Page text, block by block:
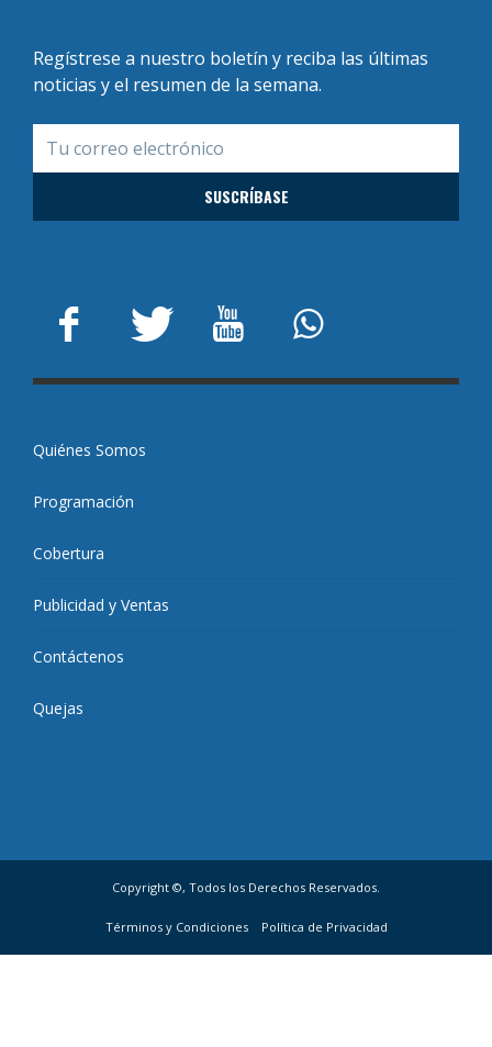
Regístrese a nuestro boletín y reciba las últimas
noticias y el resumen de la semana.
Quiénes Somos
Programación
Cobertura
Publicidad y Ventas
Contáctenos
Quejas
Copyright ©, Todos los Derechos Reservados.
Términos y Condiciones Política de Privacidad